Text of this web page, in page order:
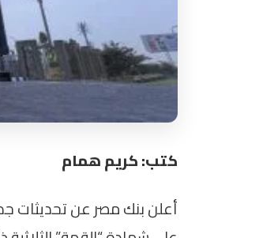
كتب: كريم همام
أعلن بنك مصر عن تحديثات